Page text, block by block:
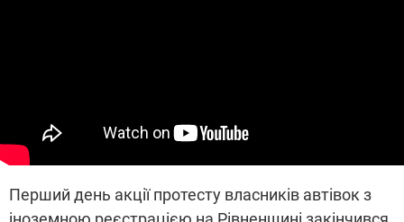
Перший день акції протесту власників автівок з